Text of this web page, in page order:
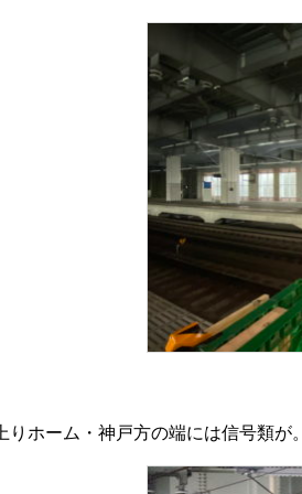
上りホーム・神戸方の端には信号類が